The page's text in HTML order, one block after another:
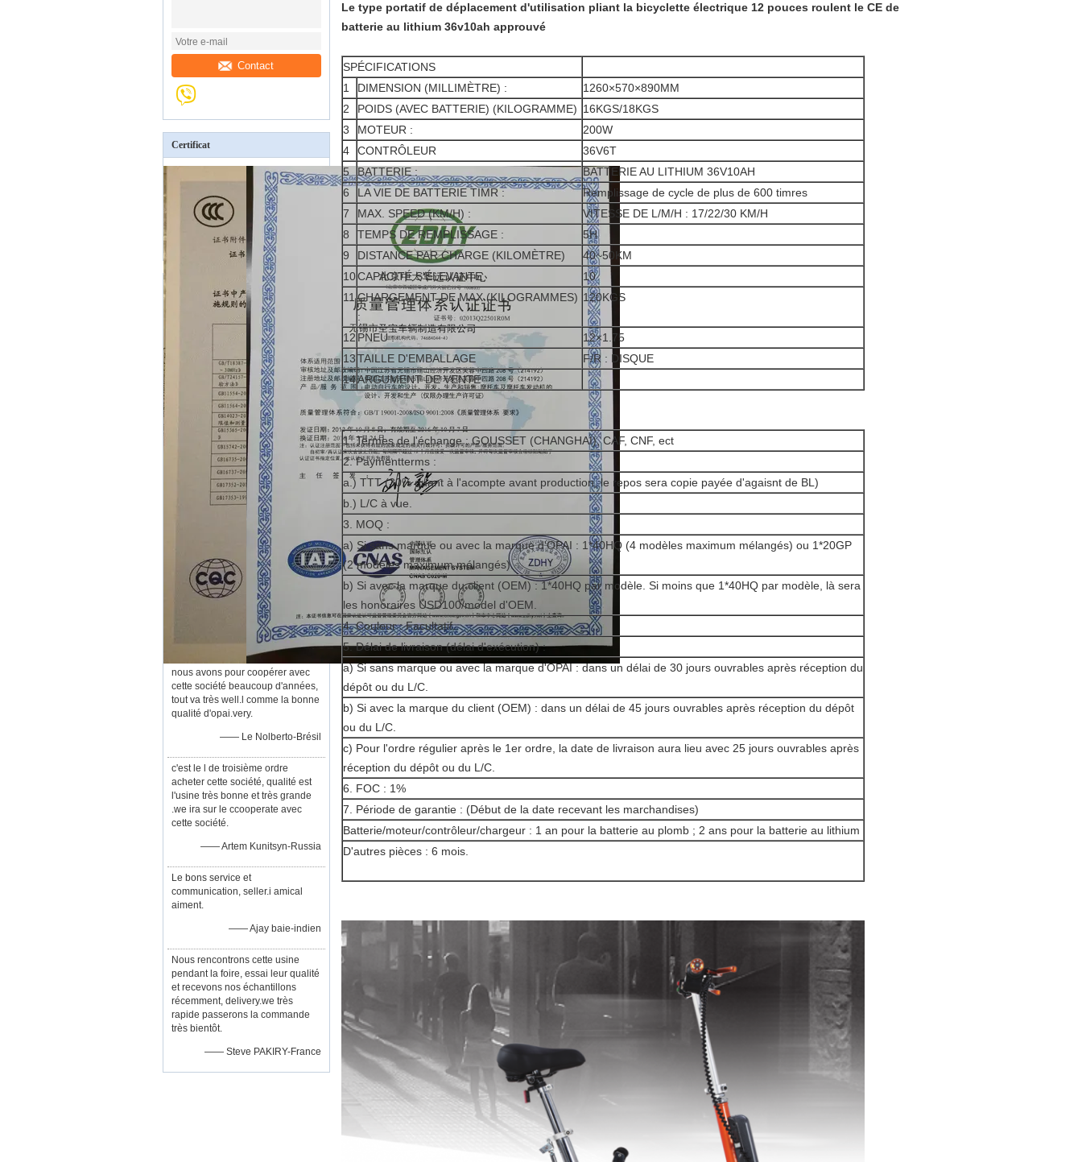
Contact
Certificat
nous avons pour coopérer avec
cette société beaucoup d'années,
tout va très well.l comme la bonne
qualité d'opai.very.
—— Le Nolberto-Brésil
c'est le l de troisième ordre
acheter cette société, qualité est
l'usine très bonne et très grande
.we ira sur le ccooperate avec
cette société.
—— Artem Kunitsyn-Russia
Le bons service et
communication, seller.i amical
aiment.
—— Ajay baie-indien
Nous rencontrons cette usine
pendant la foire, essai leur qualité
et recevons nos échantillons
récemment, delivery.we très
rapide passerons la commande
très bientôt.
—— Steve PAKIRY-France
Le type portatif de déplacement d'utilisation pliant la bicyclette électrique 12 pouces roulent le CE de
batterie au lithium 36v10ah approuvé
SPÉCIFICATIONS
1
DIMENSION (MILLIMÈTRE) :
1260×570×890MM
2
POIDS (AVEC BATTERIE) (KILOGRAMME) 16KGS/18KGS
3
MOTEUR :
200W
4
CONTRÔLEUR
36V6T
5
BATTERIE :
BATTERIE AU LITHIUM 36V10AH
6
LA VIE DE BATTERIE TIMR :
Remplissage de cycle de plus de 600 timres
7
MAX. SPEED (KM/H) :
VITESSE DE L/M/H : 17/22/30 KM/H
8
TEMPS DE REMPLISSAGE :
5H
9
DISTANCE PAR CHARGE (KILOMÈTRE)
40~50KM
10CAPACITÉ S'ÉLEVANTE
10
11 CHARGEMENT DE MAX (KILOGRAMMES)
:
120KGS
12 PNEU :
12×1.75
13TAILLE D'EMBALLAGE
F/R : DISQUE
14ARGUMENT DE VENTE
1. Termes de l'échange : GOUSSET (CHANGHAÏ), CAF, CNF, ect
2. Paymentterms :
a.) TTT (30% quant à l'acompte avant production, le repos sera copie payée d'agaisnt de BL)
b.) L/C à vue.
3. MOQ :
a) Si sans marque ou avec la marque d'OPAI : 1*40HQ (4 modèles maximum mélangés) ou 1*20GP
(2 modèles maximum mélangés).
b) Si avec la marque du client (OEM) : 1*40HQ par modèle. Si moins que 1*40HQ par modèle, là sera
les honoraires USD100/model d'OEM.
4. Couleur : Facultatif.
5. Délai de livraison (délai d'exécution) :
a) Si sans marque ou avec la marque d'OPAI : dans un délai de 30 jours ouvrables après réception du
dépôt ou du L/C.
b) Si avec la marque du client (OEM) : dans un délai de 45 jours ouvrables après réception du dépôt
ou du L/C.
c) Pour l'ordre régulier après le 1er ordre, la date de livraison aura lieu avec 25 jours ouvrables après
réception du dépôt ou du L/C.
6. FOC : 1%
7. Période de garantie : (Début de la date recevant les marchandises)
Batterie/moteur/contrôleur/chargeur : 1 an pour la batterie au plomb ; 2 ans pour la batterie au lithium
D'autres pièces : 6 mois.